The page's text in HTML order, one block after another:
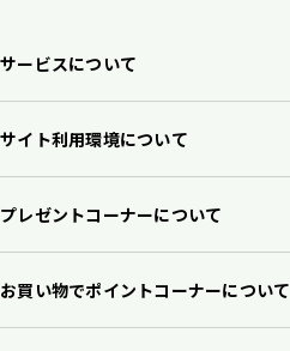
サービスについて
サイト利用環境について
プレゼントコーナーについて
お買い物でポイントコーナーについて